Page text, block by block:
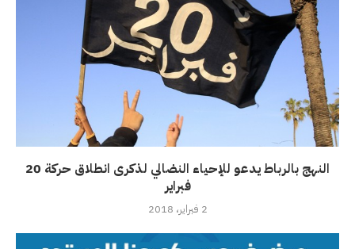
النهج بالرباط يدعو للإحياء النضالي لذكرى انطلاق حركة 20
فبراير
2 فبراير، 2018